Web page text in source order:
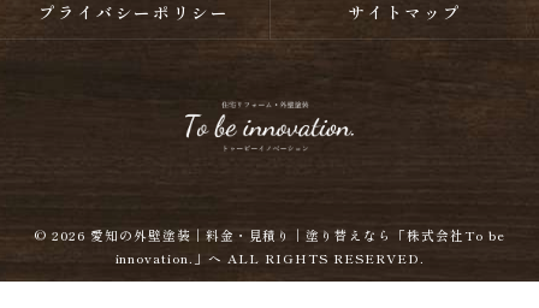
プライバシーポリシー サイトマップ
© 2026 愛知の外壁塗装｜料金・見積り｜塗り替えなら「株式会社To be
innovation.」へ ALL RIGHTS RESERVED.